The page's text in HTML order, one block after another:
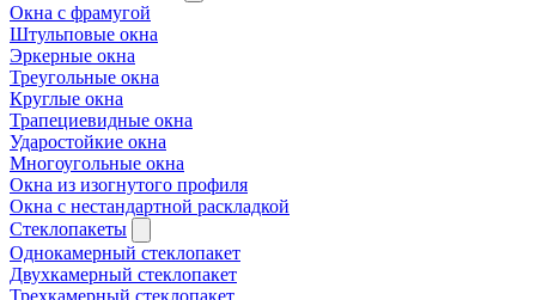
Окна с фрамугой
Штульповые окна
Эркерные окна
Треугольные окна
Круглые окна
Трапециевидные окна
Ударостойкие окна
Многоугольные окна
Окна из изогнутого профиля
Окна с нестандартной раскладкой
Стеклопакеты
Однокамерный стеклопакет
Двухкамерный стеклопакет
Трехкамерный стеклопакет